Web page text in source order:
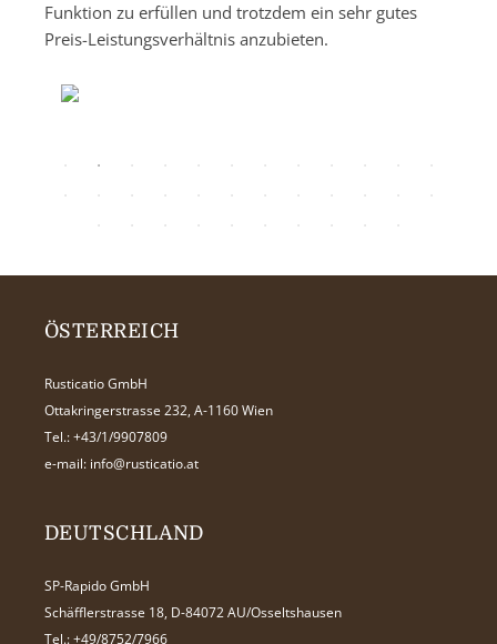
Funktion zu erfüllen und trotzdem ein sehr gutes
Preis-Leistungsverhältnis anzubieten.
ÖSTERREICH
Rusticatio GmbH
Ottakringerstrasse 232, A-1160 Wien
Tel.: +43/1/9907809
e-mail: info@rusticatio.at
DEUTSCHLAND
SP-Rapido GmbH
Schäfflerstrasse 18, D-84072 AU/Osseltshausen
Tel.: +49/8752/7966